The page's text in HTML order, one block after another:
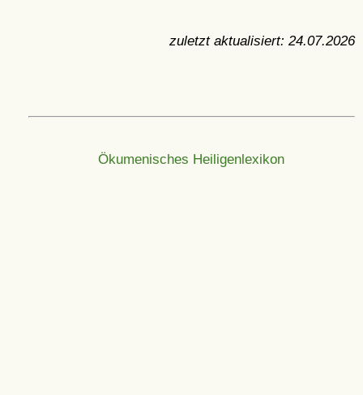
zuletzt aktualisiert: 24.07.2026
Ökumenisches Heiligenlexikon